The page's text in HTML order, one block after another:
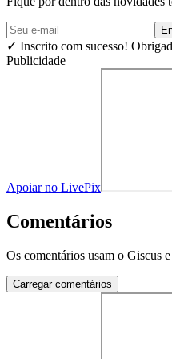
✓ Inscrito com sucesso!
Publicidade
Apoiar no LivePix
Comentários
Os comentários usam o Giscus
Carregar comentários